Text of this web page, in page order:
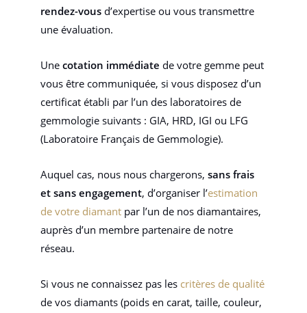
rendez-vous d’expertise ou vous transmettre
une évaluation.
Une cotation immédiate de votre gemme peut
vous être communiquée, si vous disposez d’un
certificat établi par l’un des laboratoires de
gemmologie suivants : GIA, HRD, IGI ou LFG
(Laboratoire Français de Gemmologie).
Auquel cas, nous nous chargerons, sans frais
et sans engagement, d’organiser l’estimation
de votre diamant par l’un de nos diamantaires,
auprès d’un membre partenaire de notre
réseau.
Si vous ne connaissez pas les critères de qualité
de vos diamants (poids en carat, taille, couleur,